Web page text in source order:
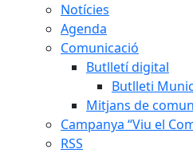
Notícies
Agenda
Comunicació
Butlletí digital
Butlleti
Mitjans de
Campanya “Viu el
RSS